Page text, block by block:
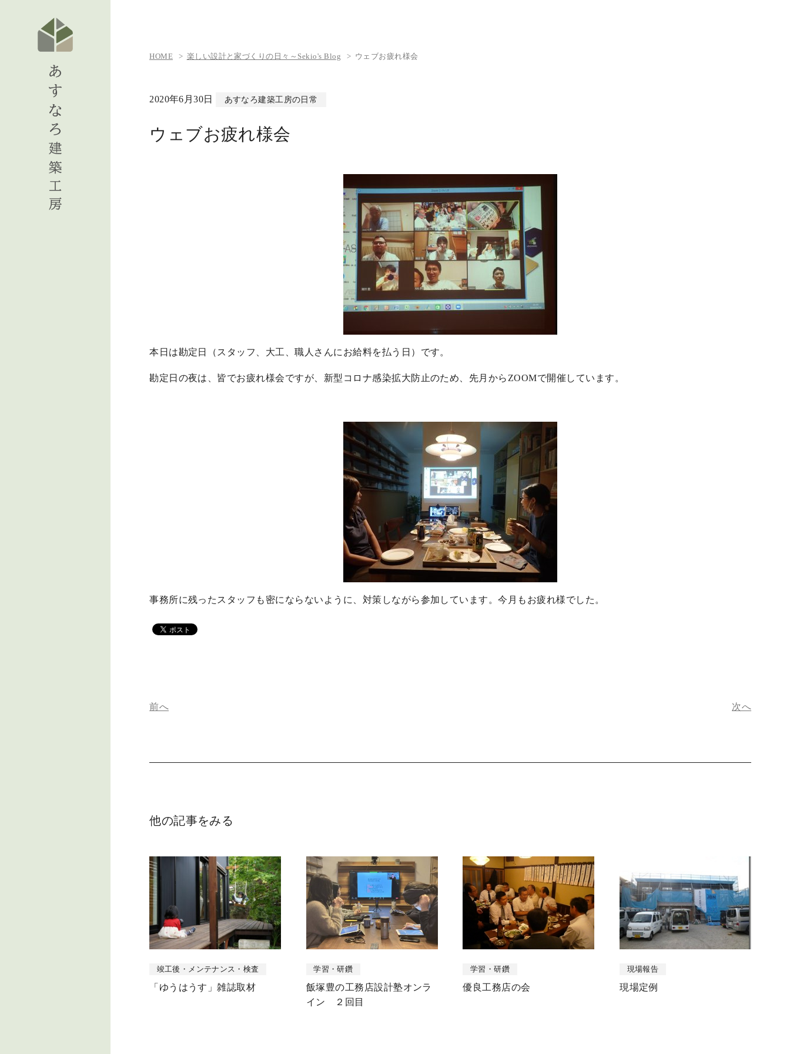
HOME 楽しい設計と家づくりの日々～Sekio's Blog ウェブお疲れ様会
2020年6月30日 あすなろ建築工房の日常
ウェブお疲れ様会
本日は勘定日（スタッフ、大工、職人さんにお給料を払う日）です。
勘定日の夜は、皆でお疲れ様会ですが、新型コロナ感染拡大防止のため、先月からZOOMで開催しています。
事務所に残ったスタッフも密にならないように、対策しながら参加しています。今月もお疲れ様でした。
前へ 次へ
他の記事をみる
竣工後・メンテナンス・検査
「ゆうはうす」雑誌取材
学習・研鑽
飯塚豊の工務店設計塾オンラ
イン ２回目
学習・研鑽
優良工務店の会
現場報告
現場定例